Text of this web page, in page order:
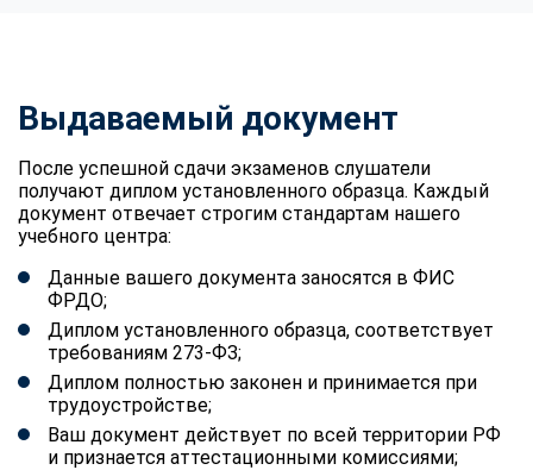
Выдаваемый документ
После успешной сдачи экзаменов слушатели
получают диплом установленного образца. Каждый
документ отвечает строгим стандартам нашего
учебного центра:
Данные вашего документа заносятся в ФИС
ФРДО;
Диплом установленного образца, соответствует
требованиям 273-ФЗ;
Диплом полностью законен и принимается при
трудоустройстве;
Ваш документ действует по всей территории РФ
и признается аттестационными комиссиями;